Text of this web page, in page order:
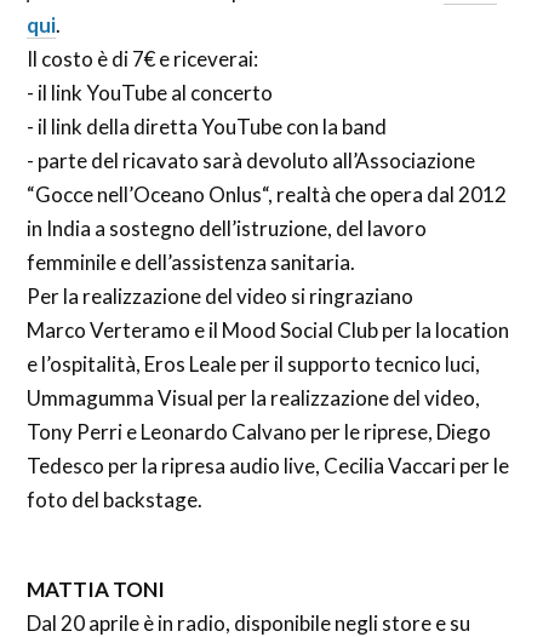
qui.
Il costo è di 7€ e riceverai:
- il link YouTube al concerto
- il link della diretta YouTube con la band
- parte del ricavato sarà devoluto all’Associazione
“Gocce nell’Oceano Onlus“, realtà che opera dal 2012
in India a sostegno dell’istruzione, del lavoro
femminile e dell’assistenza sanitaria.
Per la realizzazione del video si ringraziano
Marco Verteramo e il Mood Social Club per la location
e l’ospitalità, Eros Leale per il supporto tecnico luci,
Ummagumma Visual per la realizzazione del video,
Tony Perri e Leonardo Calvano per le riprese, Diego
Tedesco per la ripresa audio live, Cecilia Vaccari per le
foto del backstage.
MATTIA TONI
Dal 20 aprile è in radio, disponibile negli store e su